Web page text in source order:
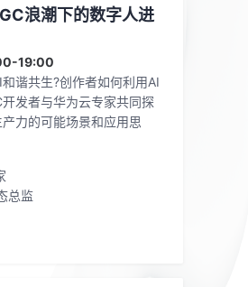
浪潮下的数字人进
19:00
谐共生?创作者如何利用AI
发者与华为云专家共同探
力的可能场景和应用思
总监